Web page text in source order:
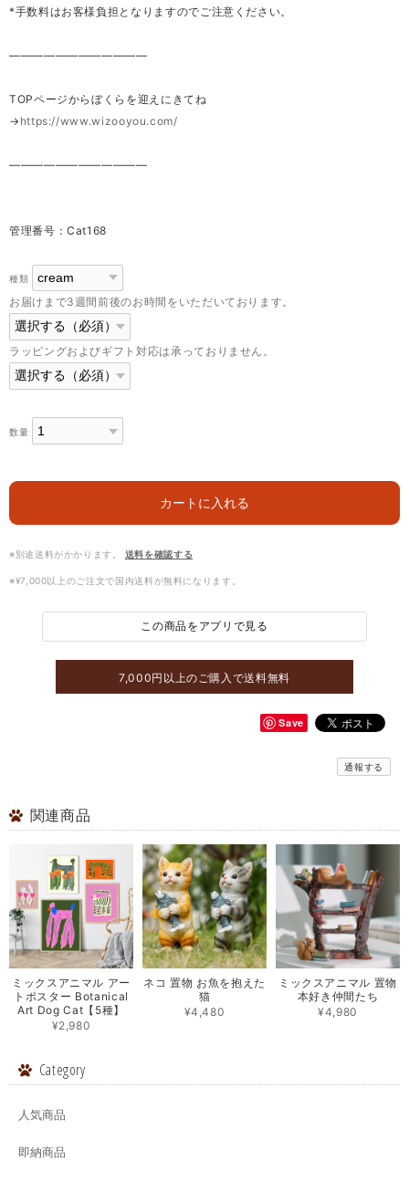
*手数料はお客様負担となりますのでご注意ください。
————————————
TOPページからぼくらを迎えにきてね
→ https://www.wizooyou.com/
————————————
管理番号：Cat168
種類
お届けまで3週間前後のお時間をいただいております。
ラッピングおよびギフト対応は承っておりません。
数量
カートに入れる
※別途送料がかかります。 送料を確認する
※¥7,000以上のご注文で国内送料が無料になります。
この商品をアプリで見る
7,000円以上のご購入で送料無料
Save
通報する
関連商品
ミックスアニマル アー
トポスター Botanical
Art Dog Cat【5種】
¥2,980
ネコ 置物 お魚を抱えた
猫
¥4,480
ミックスアニマル 置物
本好き仲間たち
¥4,980
Category
人気商品
即納商品